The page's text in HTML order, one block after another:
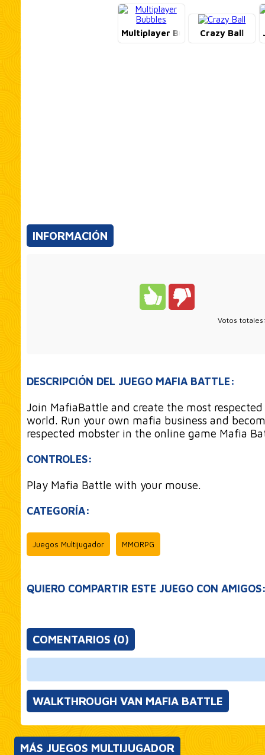
Multiplayer BubblesCrazy Ball
INFORMACIÓN
Votos
DESCRIPCIÓN DEL JUEGO MAFIA BATTLE:
Join MafiaBattle and create the most
world. Run your own mafia business and
respected mobster in the online game Mafia
CONTROLES:
Play Mafia Battle with your mouse.
CATEGORÍA:
Juegos Multijugador MMORPG
QUIERO COMPARTIR ESTE JUEGO CON
COMENTARIOS (0)
WALKTHROUGH VAN MAFIA BATTLE
MÁS JUEGOS MULTIJUGADOR